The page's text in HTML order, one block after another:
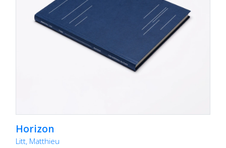
Horizon
Litt, Matthieu